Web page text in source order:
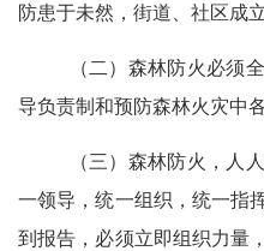
防患于未然，街道、社区成
（二） 森林防火必须
导负责制和预防森林火灾中
（三） 森林防火，人
一领导，统一组织，统一指
到报告，必须立即组织力量